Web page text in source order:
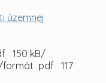
územnej
150 kB/
pdf 117